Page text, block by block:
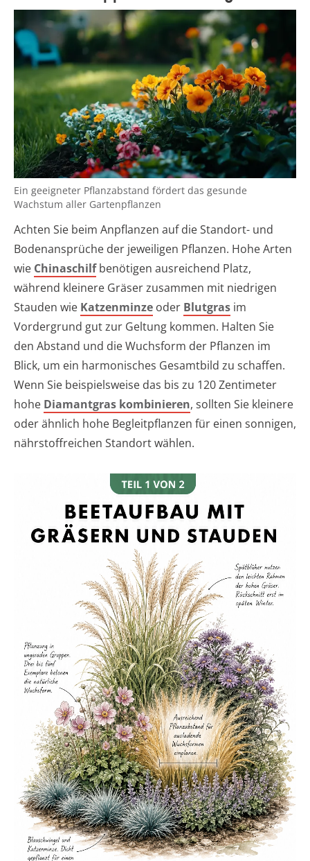
Ein geeigneter Pflanzabstand fördert das gesunde
Wachstum aller Gartenpflanzen
Achten Sie beim Anpflanzen auf die Standort- und
Bodenansprüche der jeweiligen Pflanzen. Hohe Arten
wie Chinaschilfbenötigen ausreichend Platz,
während kleinere Gräser zusammen mit niedrigen
Stauden wie Katzenminze oder Blutgras im
Vordergrund gut zur Geltung kommen. Halten Sie
den Abstand und die Wuchsform der Pflanzen im
Blick, um ein harmonisches Gesamtbild zu schaffen.
Wenn Sie beispielsweise das bis zu 120 Zentimeter
hohe Diamantgras kombinieren, sollten Sie kleinere
oder ähnlich hohe Begleitpflanzen für einen sonnigen,
nährstoffreichen Standort wählen.